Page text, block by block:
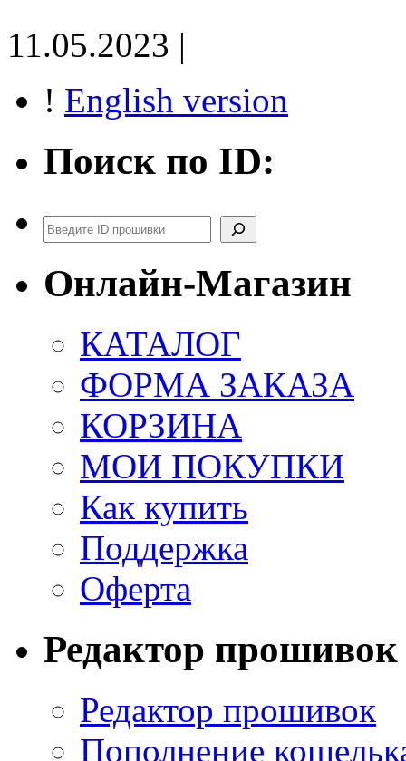
11.05.2023 |
! English version
Поиск по ID:
Поиск
Онлайн-Магазин
КАТАЛОГ
ФОРМА ЗАКАЗА
КОРЗИНА
МОИ ПОКУПКИ
Как купить
Поддержка
Оферта
Редактор прошивок
Редактор прошивок
Пополнение